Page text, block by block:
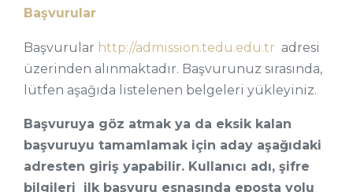
Başvurular
Başvurular http://admission.tedu.edu.tr adresi
üzerinden alınmaktadır. Başvurunuz sırasında,
lütfen aşağıda listelenen belgeleri yükleyiniz.
Başvuruya göz atmak ya da eksik kalan
başvuruyu tamamlamak için aday aşağıdaki
adresten giriş yapabilir. Kullanıcı adı, şifre
bilgileri ilk başvuru esnasında eposta yolu